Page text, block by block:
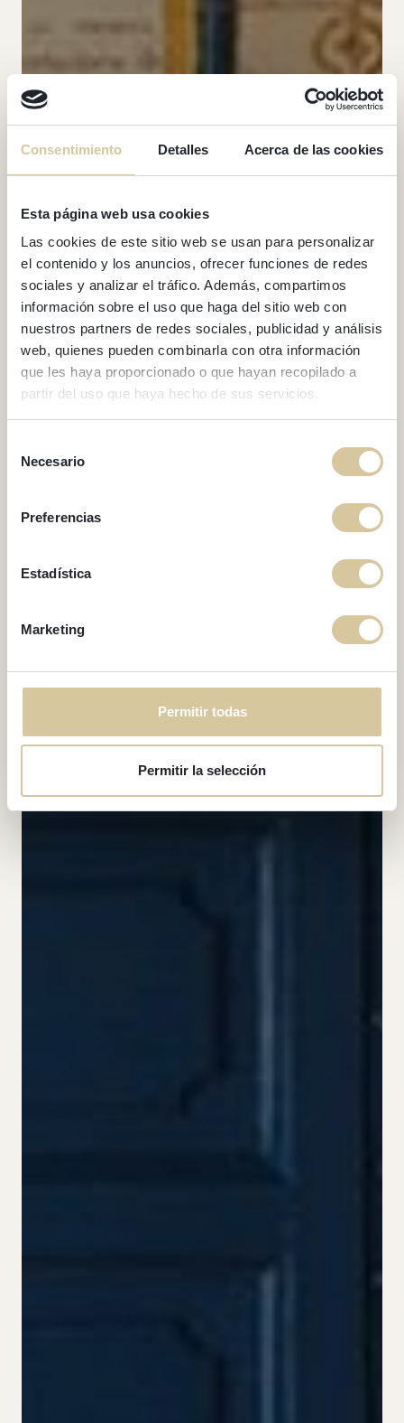
Consentimiento Detalles Acerca de las cookies
Esta página web usa cookies
Las cookies de este sitio web se usan para personalizar
el contenido y los anuncios, ofrecer funciones de redes
sociales y analizar el tráfico. Además, compartimos
información sobre el uso que haga del sitio web con
nuestros partners de redes sociales, publicidad y análisis
web, quienes pueden combinarla con otra información
que les haya proporcionado o que hayan recopilado a
partir del uso que haya hecho de sus servicios.
Necesario
Preferencias
Estadística
Marketing
Permitir todas
Permitir la selección
BLOG
El modernismo en